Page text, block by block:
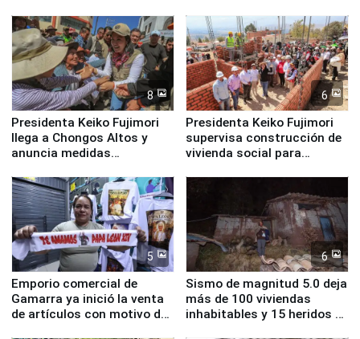
8
Presidenta Keiko Fujimori
llega a Chongos Altos y
anuncia medidas
educación, salud y empleo
6
Presidenta Keiko Fujimori
supervisa construcción de
vivienda social para
5
Emporio comercial de
Gamarra ya inició la venta
de artículos con motivo de
6
Sismo de magnitud 5.0 deja
más de 100 viviendas
inhabitables y 15 heridos en